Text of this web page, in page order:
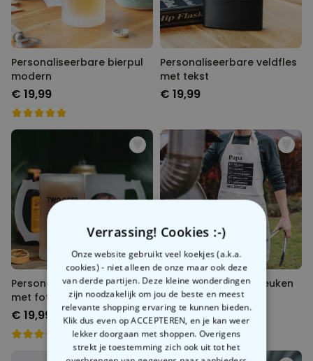
Personaliseerbare bierpul
modern
€ 19,99
Personaliseerbare veldfles
met tekst
€ 19,99
Personaliseerbare bierpul
met foto en tekst
€ 19,99
Personaliseerbaar keuken
schort 100 procent
€ 29,99
Verrassing! Cookies :-)
Onze website gebruikt veel koekjes (a.k.a.
cookies) - niet alleen de onze maar ook deze
van derde partijen. Deze kleine wonderdingen
zijn noodzakelijk om jou de beste en meest
relevante shopping ervaring te kunnen bieden.
Klik dus even op ACCEPTEREN, en je kan weer
lekker doorgaan met shoppen. Overigens
strekt je toestemming zich ook uit tot het